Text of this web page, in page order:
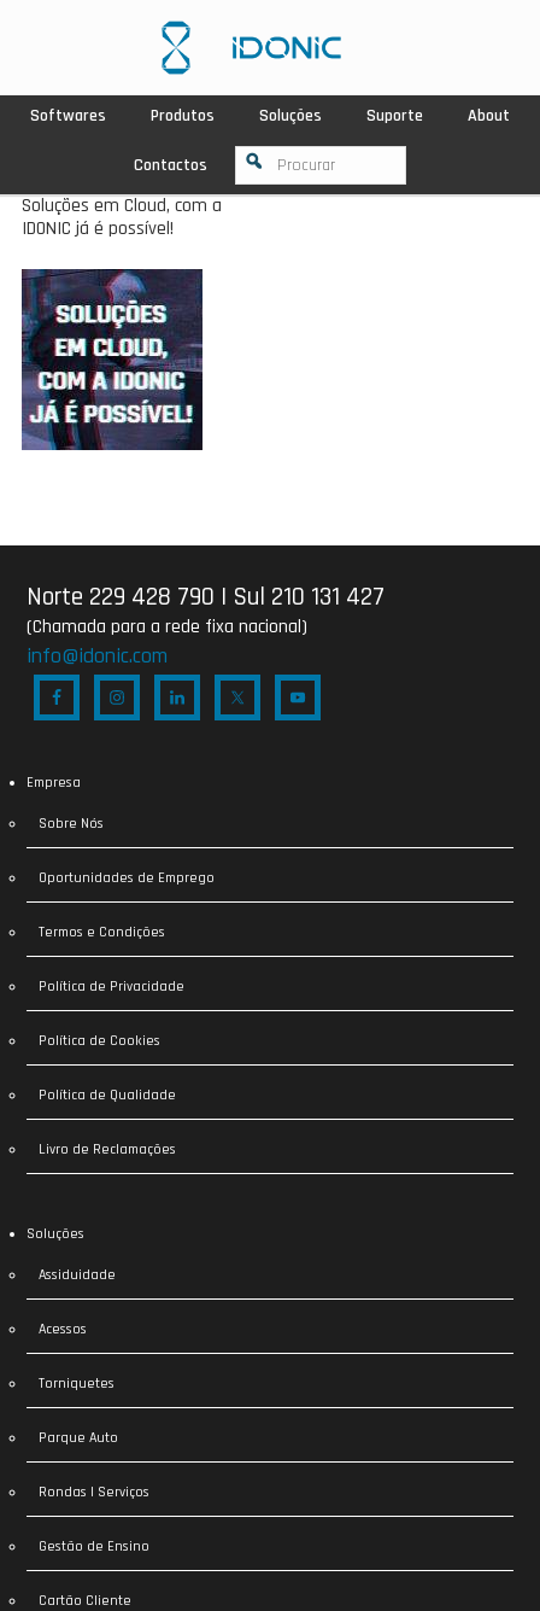
Softwares Produtos Soluções Suporte About
Contactos
Soluções em Cloud, com a
IDONIC já é possível!
Norte 229 428 790 | Sul 210 131 427
(Chamada para a rede fixa nacional)
info@idonic.com
Empresa
Sobre Nós
Oportunidades de Emprego
Termos e Condições
Política de Privacidade
Política de Cookies
Política de Qualidade
Livro de Reclamações
Soluções
Assiduidade
Acessos
Torniquetes
Parque Auto
Rondas | Serviços
Gestão de Ensino
Cartão Cliente